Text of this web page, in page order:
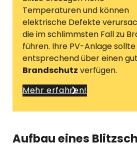
Temperaturen und können
elektrische Defekte
die im schlimmsten Fall zu
führen. Ihre PV-Anlage sollte
entsprechend über einen
Brandschutz verfügen.
Mehr erfahren!
Aufbau eines